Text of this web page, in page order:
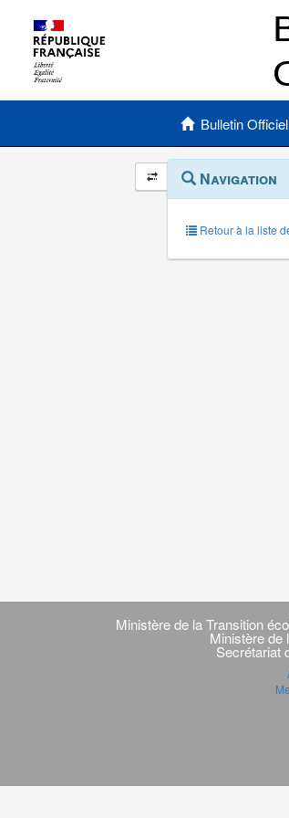
Menu principal
Bulletin Officiel
Navigation
et
outils
annexes
Menu
contextuel
Navigation
Retour à la liste
Navigation
transverseMinistère de la Transition
Ministère de
Secrétariat